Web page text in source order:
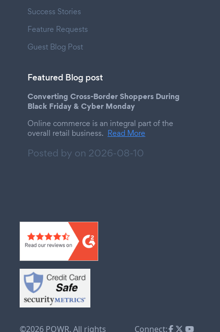
Success Stories
Feature Requests
Guest Blog Post
Featured Blog post
Converting Cross-Border Shoppers During
Black Friday & Cyber Monday
Online commerce is an integral part of the
overall retail business. Read More
Posted by on 2026-08-10
©2026 POWR. All rights Connect: